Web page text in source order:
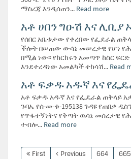
ማስረጃ እንዲሰጠን... Read more
አቶ ሀበን ግዑሽ እና ሊቢያ
የሰበር አቤቱታው የቀረበው የፌደራል
ችሎት በሠጠው ውሳኔ መሠረታዊ የሆነ
በሚል ነው፡፡ የክርክሩን አመጣጥ ከስር
እንደተረዳነው አመልካች ተከሳሽ... Read
አቶ ፍቃዱ አዱኛ እና
አቶ ፍቃዱ አዱኛ እና የፌዴራል ጠቅላይ
ጉባኤ የሰ-መ-ቁ-195138 ጉዳዩ የጠበቃ
የጥፋተኝነትና የቅጣት ዉሳኔ መሰረታዊ
ተብሎ... Read more
First Previous 664 665